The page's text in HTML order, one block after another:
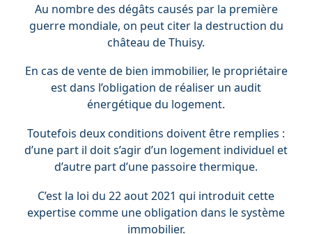
Au nombre des dégâts causés par la première
guerre mondiale, on peut citer la destruction du
château de Thuisy.
En cas de vente de bien immobilier, le propriétaire
est dans l’obligation de réaliser un audit
énergétique du logement.
Toutefois deux conditions doivent être remplies :
d’une part il doit s’agir d’un logement individuel et
d’autre part d’une passoire thermique.
C’est la loi du 22 aout 2021 qui introduit cette
expertise comme une obligation dans le système
immobilier.